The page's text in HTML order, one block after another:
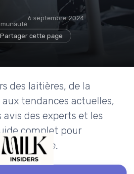
6 septembre 2024
Partager cette page
des laitières, de la
tendances actuelles,
des experts et les
complet pour
laitière.